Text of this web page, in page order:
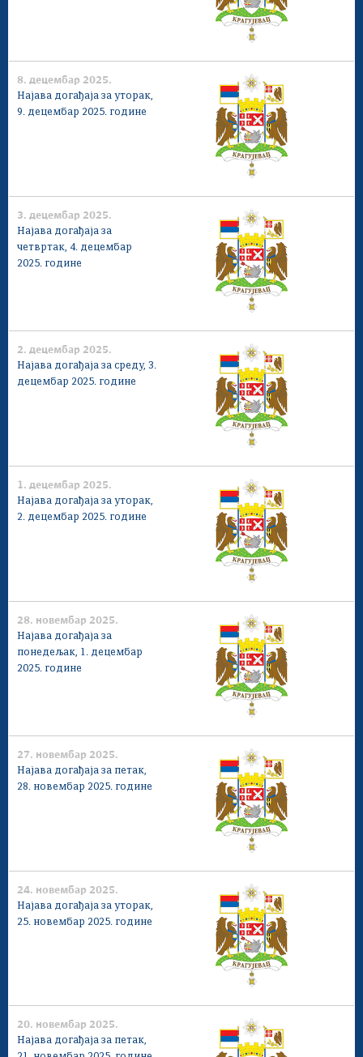
8. децембар 2025.
Најава догађаја за уторак,
9. децембар 2025. године
3. децембар 2025.
Најава догађаја за
четвртак, 4. децембар
2025. године
2. децембар 2025.
Најава догађаја за среду, 3.
децембар 2025. године
1. децембар 2025.
Најава догађаја за уторак,
2. децембар 2025. године
28. новембар 2025.
Најава догађаја за
понедељак, 1. децембар
2025. године
27. новембар 2025.
Најава догађаја за петак,
28. новембар 2025. године
24. новембар 2025.
Најава догађаја за уторак,
25. новембар 2025. године
20. новембар 2025.
Најава догађаја за петак,